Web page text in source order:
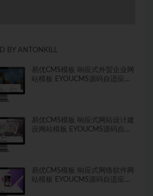
BY ANTONKILL
易优CMS模板 响应式外贸企业网
站模板 EYOUCMS源码自适应手
易优CMS模板 响应式网站设计建
设网站模板 EYOUCMS源码自适
易优CMS模板 响应式网络软件网
站模板 EYOUCMS源码自适应手